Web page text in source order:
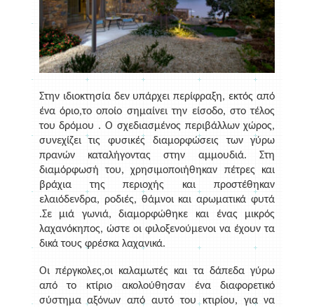
Στην ιδιοκτησία δεν υπάρχει περίφραξη, εκτός από
ένα όριο,το οποίο σημαίνει την είσοδο, στο τέλος
του δρόμου . Ο σχεδιασμένος περιβάλλων χώρος,
συνεχίζει τις φυσικές διαμορφώσεις των γύρω
πρανών καταλήγοντας στην αμμουδιά. Στη
διαμόρφωσή του, χρησιμοποιήθηκαν πέτρες και
βράχια της περιοχής και προστέθηκαν
ελαιόδενδρα, ροδιές, θάμνοι και αρωματικά φυτά
.Σε μιά γωνιά, διαμορφώθηκε και ένας μικρός
λαχανόκηπος, ώστε οι φιλοξενούμενοι να έχουν τα
δικά τους φρέσκα λαχανικά.
Οι πέργκολες,οι καλαμωτές και τα δάπεδα γύρω
από το κτίριο ακολούθησαν ένα διαφορετικό
σύστημα αξόνων από αυτό του κτιρίου, για να